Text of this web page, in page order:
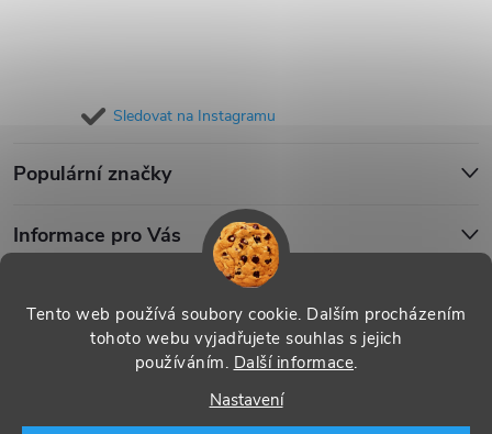
Tento web používá soubory cookie. Dalším procházením
tohoto webu vyjadřujete souhlas s jejich
používáním. Další informace.
Nastavení
Sledovat na Instagramu
Populární značky
Informace pro Vás
Copyright 2026 . Všechna práva vyhrazena.
nastavení cookies